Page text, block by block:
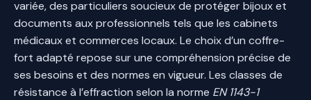
variée, des particuliers soucieux de protéger bijoux et
documents aux professionnels tels que les cabinets
médicaux et commerces locaux. Le choix d’un coffre-
fort adapté repose sur une compréhension précise de
ses besoins et des normes en vigueur. Les classes de
résistance à l’effraction selon la norme EN 1143-1